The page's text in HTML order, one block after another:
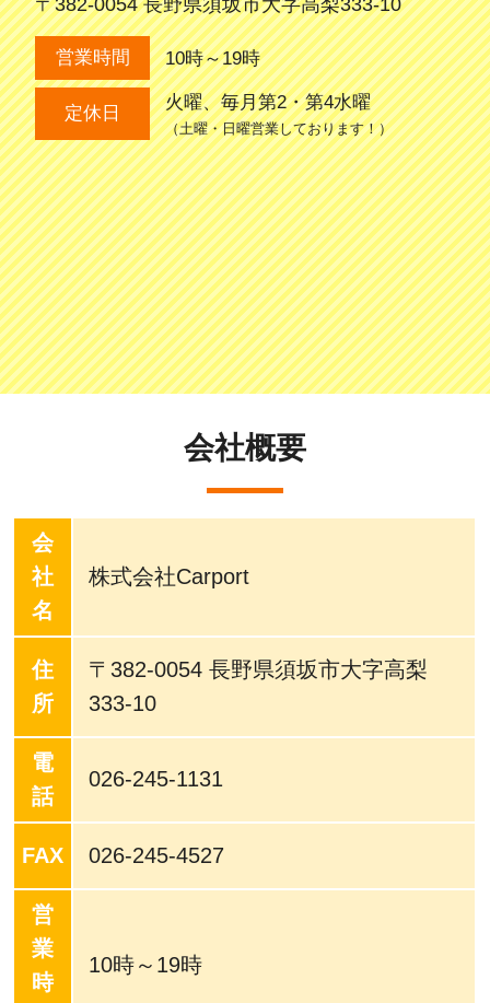
〒382-0054 長野県須坂市大字高梨333-10
営業時間 10時～19時
定休日
火曜、毎月第2・第4水曜
（土曜・日曜営業しております！）
会社概要
会
社
名
株式会社Carport
住
所
〒382-0054 長野県須坂市大字高梨
333-10
電
話
026-245-1131
FAX 026-245-4527
営
業
時
10時～19時